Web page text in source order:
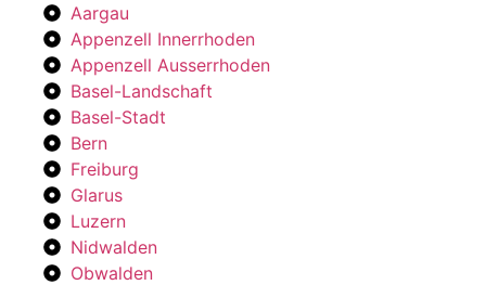
Aargau
Appenzell Innerrhoden
Appenzell Ausserrhoden
Basel-Landschaft
Basel-Stadt
Bern
Freiburg
Glarus
Luzern
Nidwalden
Obwalden